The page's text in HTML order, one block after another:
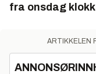
fra onsdag
ARTIKKELEN